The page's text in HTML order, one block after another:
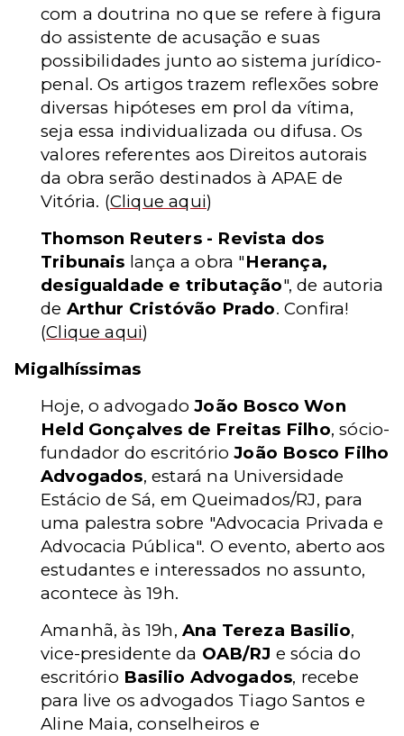
com a doutrina no que se refere à figura
do assistente de acusação e suas
possibilidades junto ao sistema jurídico-
penal. Os artigos trazem reflexões sobre
diversas hipóteses em prol da vítima,
seja essa individualizada ou difusa. Os
valores referentes aos Direitos autorais
da obra serão destinados à APAE de
Vitória. (Clique aqui)
Thomson Reuters - Revista dos
Tribunais lança a obra "Herança,
desigualdade e tributação", de autoria
de Arthur Cristóvão Prado. Confira!
(Clique aqui)
Migalhíssimas
Hoje, o advogadoJoão Bosco Won
Held Gonçalves de Freitas Filho, sócio-
fundador do escritórioJoão Bosco Filho
Advogados, estará na Universidade
Estácio de Sá, em Queimados/RJ, para
uma palestra sobre "Advocacia Privada e
Advocacia Pública". O evento, aberto aos
estudantes e interessados no assunto,
acontece às 19h.
Amanhã, às 19h, Ana Tereza Basilio,
vice-presidente da OAB/RJ e sócia do
escritório Basilio Advogados, recebe
para live os advogados Tiago Santos e
Aline Maia, conselheiros e